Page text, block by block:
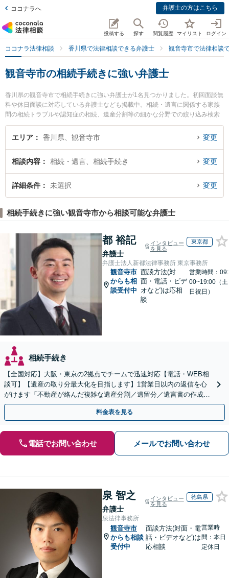
ココナラへ 弁護士の方はこちら
投稿する 探す 閲覧履歴 マイリスト ログイン
ココナラ法律相談 香川県で法律相談できる弁護士 観音寺市で法律相談
観音寺市の相続手続きに強い弁護士
香川県の観音寺市で相続手続きに強い弁護士が1名見つかりました。初回面談無
料や休日面談に対応している弁護士なども掲載中。相続・遺言に関係する家族
間の相続トラブルや認知症の相続、遺産分割等の細かな分野での絞り込み検索
もでき便利です。特に観音寺いぶき法律事務所の鼻岡 智樹弁護士のプロフィー
ル情報や弁護士費用、強みなどが注目されています。『観音寺市で土日や夜間
相続手続きを法律相談できる観音寺市内の弁護士に相談予約したい』などでお
困りの相談者さんにおすすめです。
エリア 香川県、観音寺市 変更
相談内容 相続・遺言、相続手続き 変更
詳細条件 未選択 変更
相続手続きに強い観音寺市から相談可能な弁護士
都 裕記
弁護士
インタビュー
を見る
東京都
弁護士法人新都法律事務所 東京事務所
観音寺市
からも相
談受付中
面談方法(対
面・電話・ビデ
オなど)は応相
談
営業時間：09:
00~19:00（土
日祝日）
相続手続き
【全国対応】大阪・東京の2拠点でチームで迅速対応【電話・WEB相
談可】【遺産の取り分最大化を目指します】1営業日以内の返信を心
がけます「不動産が絡んだ複雑な遺産分割／遺留分／遺言書の作成・
執行／事業承継など、お任せください」【休日相談あり】
料金表を見る
電話でお問い合わせ メールでお問い合わせ
泉 智之
弁護士
インタビュー
を見る
徳島県
泉法律事務所
観音寺市
からも相談
受付中
面談方法(対面・電
話・ビデオなど)は
応相談
営業時
間：本日
定休日